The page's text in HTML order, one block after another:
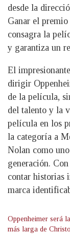
desde la
Ganar el
consagra la
y garantiza un
El
dirigir
de la película,
del talento y la
película en los
la categoría a
Nolan como
generación.
contar historias
marca
Oppenheimer será
más larga de